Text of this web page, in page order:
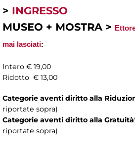
> INGRESSO
MUSEO + MOSTRA >
mai lasciati:
Intero € 19,00
Ridotto € 13,00
Categorie aventi diritto alla
riportate sopra)
Categorie aventi diritto alla
riportate sopra)